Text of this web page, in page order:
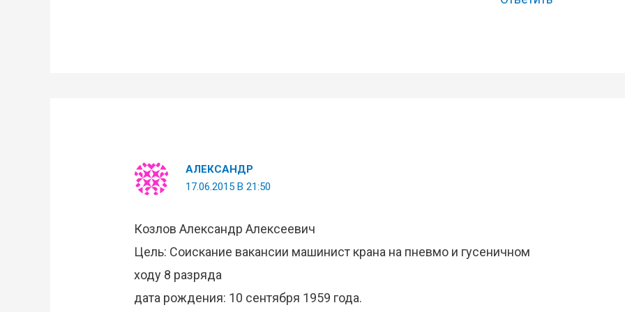
АЛЕКСАНДР
17.06.2015 В 21:50
Козлов Александр Алексеевич
Цель: Соискание вакансии машинист крана на пневмо и гусеничном
ходу 8 разряда
дата рождения: 10 сентября 1959 года.